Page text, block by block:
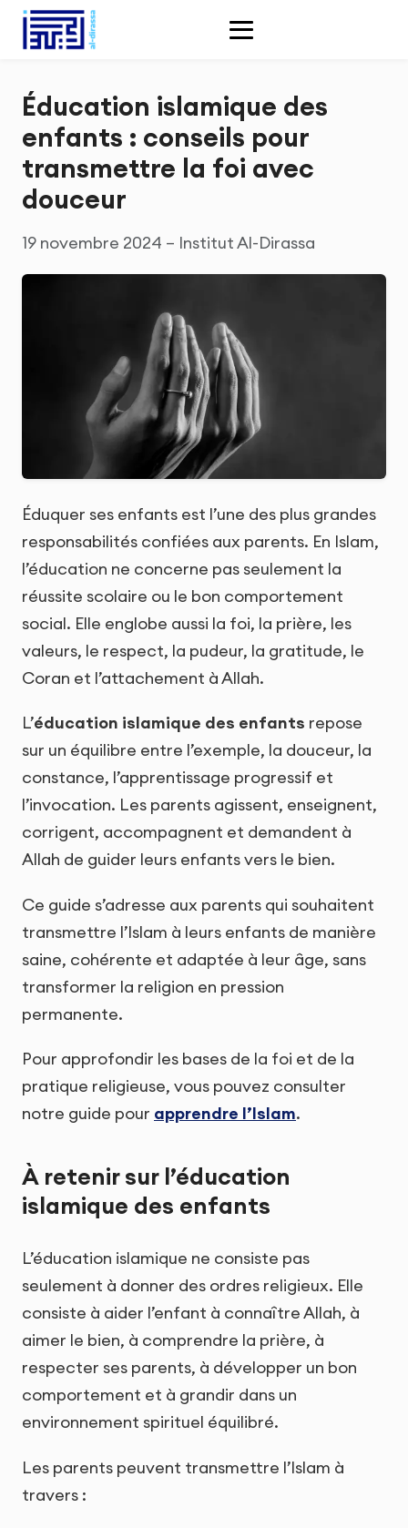
Éducation islamique des
enfants : conseils pour
transmettre la foi avec
douceur
19 novembre 2024 – Institut Al-Dirassa
Éduquer ses enfants est l’une des plus grandes
responsabilités confiées aux parents. En Islam,
l’éducation ne concerne pas seulement la
réussite scolaire ou le bon comportement
social. Elle englobe aussi la foi, la prière, les
valeurs, le respect, la pudeur, la gratitude, le
Coran et l’attachement à Allah.
L’éducation islamique des enfants repose
sur un équilibre entre l’exemple, la douceur, la
constance, l’apprentissage progressif et
l’invocation. Les parents agissent, enseignent,
corrigent, accompagnent et demandent à
Allah de guider leurs enfants vers le bien.
Ce guide s’adresse aux parents qui souhaitent
transmettre l’Islam à leurs enfants de manière
saine, cohérente et adaptée à leur âge, sans
transformer la religion en pression
permanente.
Pour approfondir les bases de la foi et de la
pratique religieuse, vous pouvez consulter
notre guide pour apprendre l’Islam.
À retenir sur l’éducation
islamique des enfants
L’éducation islamique ne consiste pas
seulement à donner des ordres religieux. Elle
consiste à aider l’enfant à connaître Allah, à
aimer le bien, à comprendre la prière, à
respecter ses parents, à développer un bon
comportement et à grandir dans un
environnement spirituel équilibré.
Les parents peuvent transmettre l’Islam à
travers :